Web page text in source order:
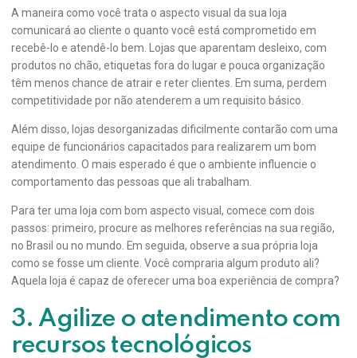
A maneira como você trata o aspecto visual da sua loja
comunicará ao cliente o quanto você está comprometido em
recebê-lo e atendê-lo bem. Lojas que aparentam desleixo, com
produtos no chão, etiquetas fora do lugar e pouca organização
têm menos chance de atrair e reter clientes. Em suma, perdem
competitividade por não atenderem a um requisito básico.
Além disso, lojas desorganizadas dificilmente contarão com uma
equipe de funcionários capacitados para realizarem um bom
atendimento. O mais esperado é que o ambiente influencie o
comportamento das pessoas que ali trabalham.
Para ter uma loja com bom aspecto visual, comece com dois
passos: primeiro, procure as melhores referências na sua região,
no Brasil ou no mundo. Em seguida, observe a sua própria loja
como se fosse um cliente. Você compraria algum produto ali?
Aquela loja é capaz de oferecer uma boa experiência de compra?
3. Agilize o atendimento com
recursos tecnológicos